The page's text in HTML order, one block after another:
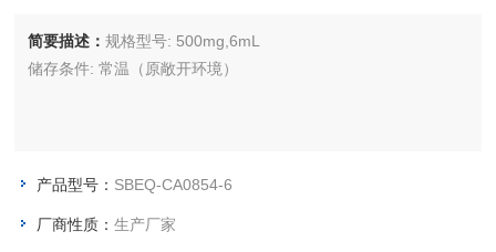
简要描述：规格型号: 500mg,6mL
储存条件: 常温（原敞开环境）
产品型号： SBEQ-CA0854-6
厂商性质：生产厂家